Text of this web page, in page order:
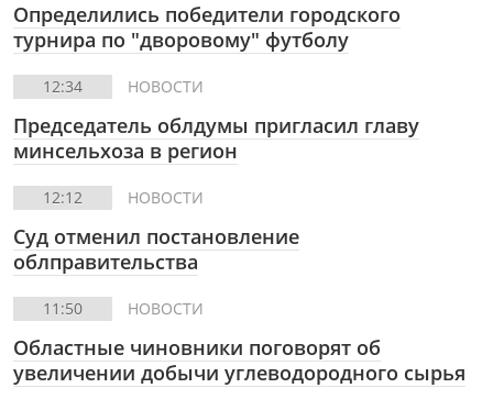
Определились победители городского
турнира по "дворовому" футболу
12:34 НОВОСТИ
Председатель облдумы пригласил главу
минсельхоза в регион
12:12 НОВОСТИ
Суд отменил постановление
облправительства
11:50 НОВОСТИ
Областные чиновники поговорят об
увеличении добычи углеводородного сырья